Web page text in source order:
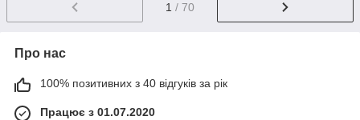
1 / 70
Про нас
100% позитивних з 40 відгуків за рік
Працює з 01.07.2020